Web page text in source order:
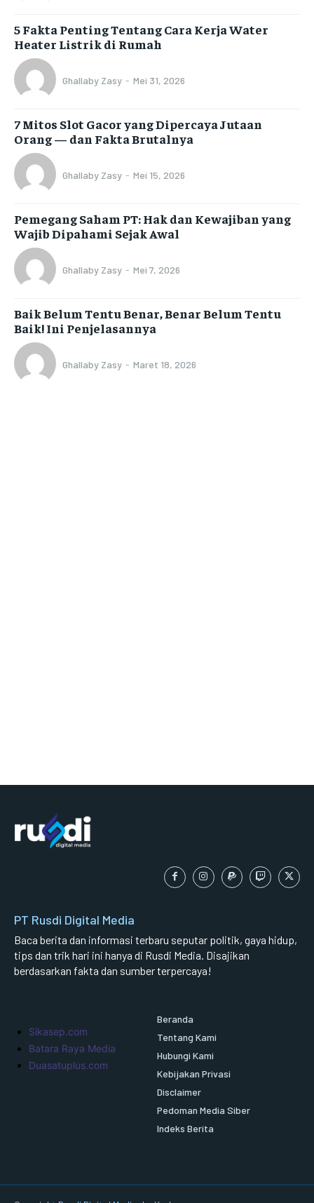
5 Fakta Penting Tentang Cara Kerja Water
Heater Listrik di Rumah
Ghallaby Zasy - Mei 31, 2026
7 Mitos Slot Gacor yang Dipercaya Jutaan
Orang — dan Fakta Brutalnya
Ghallaby Zasy - Mei 15, 2026
Pemegang Saham PT: Hak dan Kewajiban yang
Wajib Dipahami Sejak Awal
Ghallaby Zasy - Mei 7, 2026
Baik Belum Tentu Benar, Benar Belum Tentu
Baik! Ini Penjelasannya
Ghallaby Zasy - Maret 18, 2026
PT Rusdi Digital Media
Baca berita dan informasi terbaru seputar politik, gaya hidup,
tips dan trik hari ini hanya di Rusdi Media. Disajikan
berdasarkan fakta dan sumber terpercaya!
Sikasep.com
Batara Raya Media
Duasatuplus.com
Beranda
Tentang Kami
Hubungi Kami
Kebijakan Privasi
Disclaimer
Pedoman Media Siber
Indeks Berita